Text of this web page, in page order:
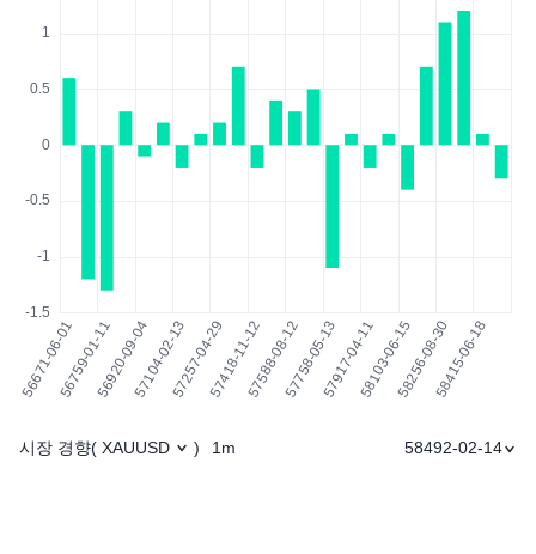
시장 경향( XAUUSD ) 1m 58492-02-14